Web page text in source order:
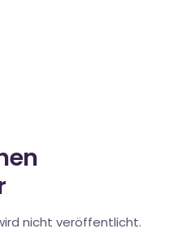
nicht veröffentlicht.